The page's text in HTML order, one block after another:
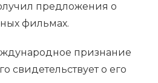
предложения о
фильмах.
признание
свидетельствует о его